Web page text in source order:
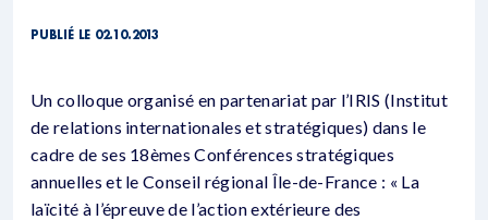
PUBLIÉ LE 02.10.2013
Un colloque organisé en partenariat par l’IRIS (Institut
de relations internationales et stratégiques) dans le
cadre de ses 18èmes Conférences stratégiques
annuelles et le Conseil régional Île-de-France : « La
laïcité à l’épreuve de l’action extérieure des